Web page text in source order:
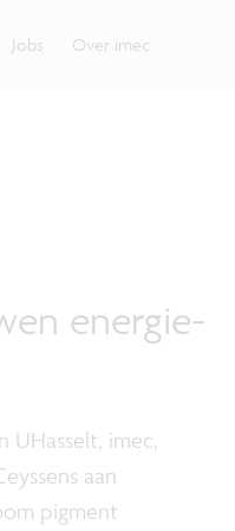
Jobs Over imec
verschillende
digitale technologie.
energie-
UHasselt, imec,
aan
pigment